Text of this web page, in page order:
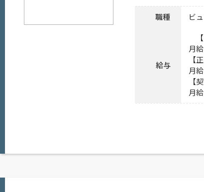
職種 ビ
給与
【
月
【
月
【
月
勤務時間 9：00～22：00の間で実動8時間（